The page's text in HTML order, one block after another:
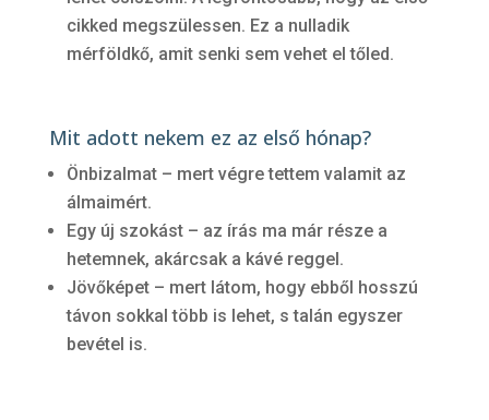
cikked megszülessen. Ez a nulladik
mérföldkő, amit senki sem vehet el tőled.
Mit adott nekem ez az első hónap?
Önbizalmat – mert végre tettem valamit az
álmaimért.
Egy új szokást – az írás ma már része a
hetemnek, akárcsak a kávé reggel.
Jövőképet – mert látom, hogy ebből hosszú
távon sokkal több is lehet, s talán egyszer
bevétel is.